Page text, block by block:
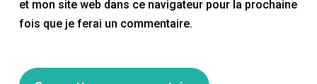
et mon site web dans ce navigateur pour la prochaine
fois que je ferai un commentaire.